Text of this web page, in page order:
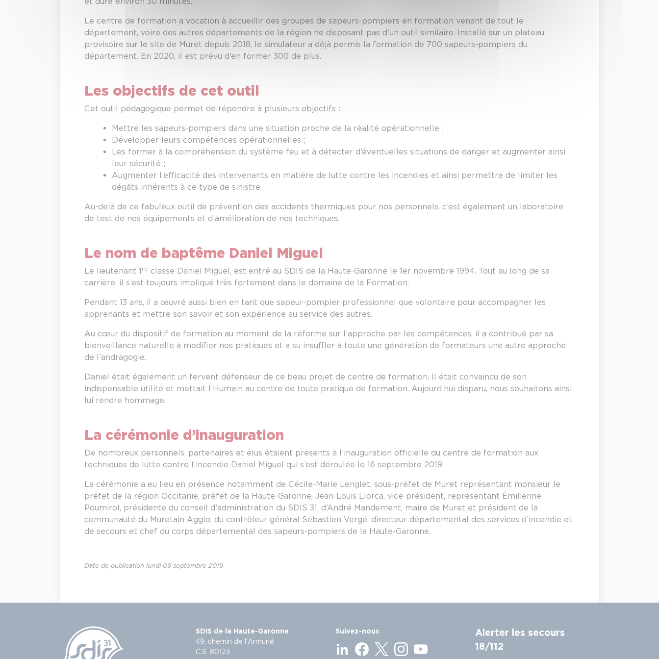
Le centre de formation a vocation à accueillir des groupes de sapeurs-pompiers en formation venant de tout le
département, voire des autres départements de la région ne disposant pas d’un outil similaire. Installé sur un plateau
provisoire sur le site de Muret depuis 2018, le simulateur a déjà permis la formation de 700 sapeurs-pompiers du
département. En 2020, il est prévu d’en former 300 de plus.
Les objectifs de cet outil
Cet outil pédagogique permet de répondre à plusieurs objectifs :
Mettre les sapeurs-pompiers dans une situation proche de la réalité opérationnelle ;
Développer leurs compétences opérationnelles ;
Les former à la compréhension du système feu et à détecter d’éventuelles situations de danger et augmenter ainsi
leur sécurité ;
Augmenter l’efficacité des intervenants en matière de lutte contre les incendies et ainsi permettre de limiter les
dégâts inhérents à ce type de sinistre.
Au-delà de ce fabuleux outil de prévention des accidents thermiques pour nos personnels, c’est également un laboratoire
de test de nos équipements et d’amélioration de nos techniques.
Le nom de baptême Daniel Miguel
Le lieutenant 1 re classe Daniel Miguel, est entré au SDIS de la Haute-Garonne le 1er novembre 1994. Tout au long de sa
carrière, il s’est toujours impliqué très fortement dans le domaine de la Formation.
Pendant 13 ans, il a œuvré aussi bien en tant que sapeur-pompier professionnel que volontaire pour accompagner les
apprenants et mettre son savoir et son expérience au service des autres.
Au cœur du dispositif de formation au moment de la réforme sur l’approche par les compétences, il a contribué par sa
bienveillance naturelle à modifier nos pratiques et a su insuffler à toute une génération de formateurs une autre approche
de l’andragogie.
Daniel était également un fervent défenseur de ce beau projet de centre de formation. Il était convaincu de son
indispensable utilité et mettait l’Humain au centre de toute pratique de formation. Aujourd’hui disparu, nous souhaitons ainsi
lui rendre hommage.
La cérémonie d’inauguration
De nombreux personnels, partenaires et élus étaient présents à l’inauguration officielle du centre de formation aux
techniques de lutte contre l’incendie Daniel Miguel qui s’est déroulée le 16 septembre 2019.
La cérémonie a eu lieu en présence notamment de Cécile-Marie Lenglet, sous-préfet de Muret représentant monsieur le
préfet de la région Occitanie, préfet de la Haute-Garonne, Jean-Louis Llorca, vice-président, représentant Émilienne
Poumirol, présidente du conseil d’administration du SDIS 31, d’André Mandement, maire de Muret et président de la
communauté du Muretain Agglo, du contrôleur général Sébastien Vergé, directeur départemental des services d’incendie et
de secours et chef du corps départemental des sapeurs-pompiers de la Haute-Garonne.
Date de publication lundi 09 septembre 2019
SDIS de la Haute-Garonne
49, chemin de l'Armurié
C.S. 80123
Suivez-nous
Alerter les secours
18/112